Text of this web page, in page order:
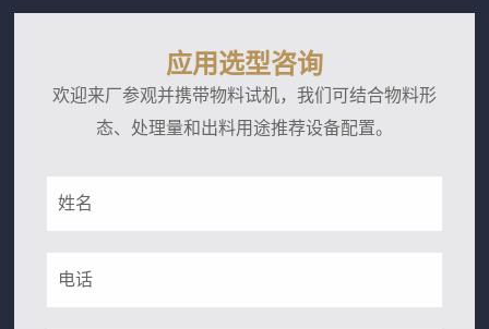
应用选型咨询
欢迎来厂参观并携带物料试机，我们可结合物料形
态、处理量和出料用途推荐设备配置。